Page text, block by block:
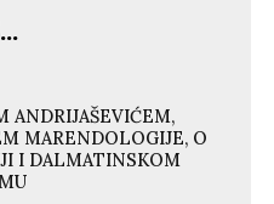
ANDRIJAŠEVIĆEM,
MARENDOLOGIJE, O
I DALMATINSKOM